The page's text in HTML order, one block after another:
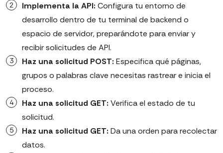
Implementa la API: Configura tu entorno de
desarrollo dentro de tu terminal de backend o
espacio de servidor, preparándote para enviar y
recibir solicitudes de API.
Haz una solicitud POST: Especifica qué páginas,
grupos o palabras clave necesitas rastrear e inicia el
proceso.
Haz una solicitud GET: Verifica el estado de tu
solicitud.
Haz una solicitud GET: Da una orden para recolectar
datos.